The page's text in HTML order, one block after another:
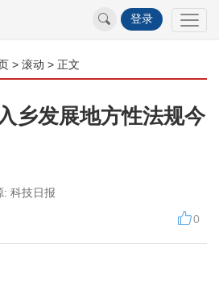
登录
> 滚动 > 正文
乡发展地方性法规今
: 科技日报
0